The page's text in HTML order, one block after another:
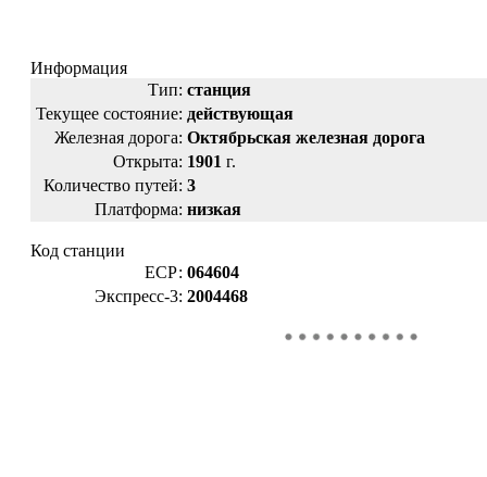
Информация
Тип: станция
Текущее состояние: действующая
Железная дорога: Октябрьская железная дорога
Открыта: 1901 г.
Количество путей: 3
Платформа: низкая
Код станции
ЕСР: 064604
Экспресс-3: 2004468